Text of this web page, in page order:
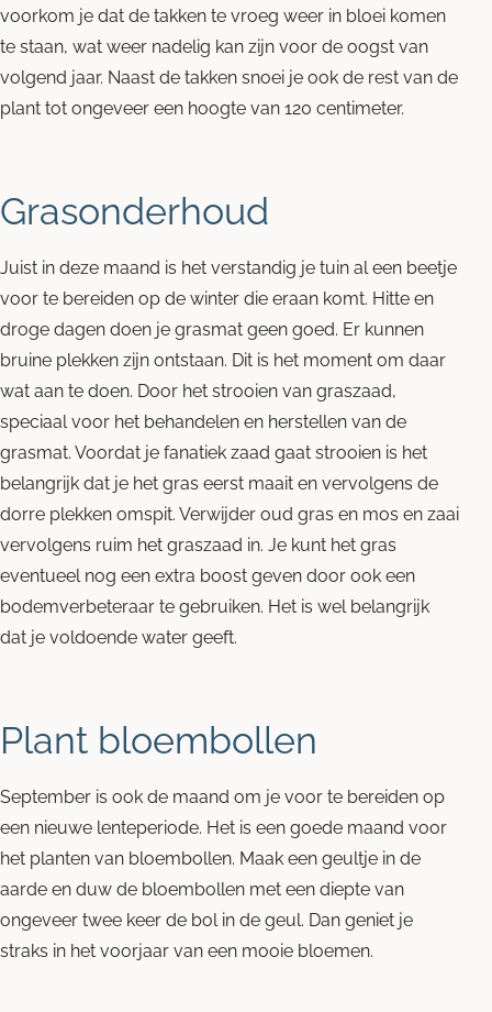
voorkom je dat de takken te vroeg weer in bloei komen
te staan, wat weer nadelig kan zijn voor de oogst van
volgend jaar. Naast de takken snoei je ook de rest van de
plant tot ongeveer een hoogte van 120 centimeter.
Grasonderhoud
Juist in deze maand is het verstandig je tuin al een beetje
voor te bereiden op de winter die eraan komt. Hitte en
droge dagen doen je grasmat geen goed. Er kunnen
bruine plekken zijn ontstaan. Dit is het moment om daar
wat aan te doen. Door het strooien van graszaad,
speciaal voor het behandelen en herstellen van de
grasmat. Voordat je fanatiek zaad gaat strooien is het
belangrijk dat je het gras eerst maait en vervolgens de
dorre plekken omspit. Verwijder oud gras en mos en zaai
vervolgens ruim het graszaad in. Je kunt het gras
eventueel nog een extra boost geven door ook een
bodemverbeteraar te gebruiken. Het is wel belangrijk
dat je voldoende water geeft.
Plant bloembollen
September is ook de maand om je voor te bereiden op
een nieuwe lenteperiode. Het is een goede maand voor
het planten van bloembollen. Maak een geultje in de
aarde en duw de bloembollen met een diepte van
ongeveer twee keer de bol in de geul. Dan geniet je
straks in het voorjaar van een mooie bloemen.